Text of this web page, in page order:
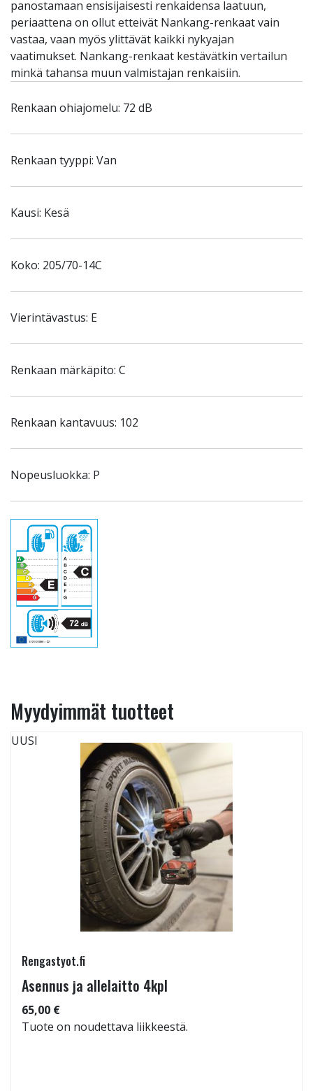
panostamaan ensisijaisesti renkaidensa laatuun,
periaattena on ollut etteivät Nankang-renkaat vain
vastaa, vaan myös ylittävät kaikki nykyajan
vaatimukset. Nankang-renkaat kestävätkin vertailun
minkä tahansa muun valmistajan renkaisiin.
Renkaan ohiajomelu: 72 dB
Renkaan tyyppi: Van
Kausi: Kesä
Koko: 205/70-14C
Vierintävastus: E
Renkaan märkäpito: C
Renkaan kantavuus: 102
Nopeusluokka: P
Myydyimmät tuotteet
UUSI
Rengastyot.fi
Asennus ja allelaitto 4kpl
65,00 €
Tuote on noudettava liikkeestä.